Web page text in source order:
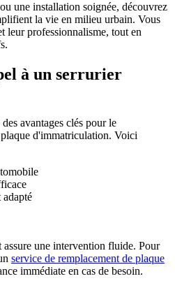
une installation soignée, découvrez
la vie en milieu urbain. Vous
leur professionnalisme, tout en
à un serrurier
avantages clés pour le
d'immatriculation. Voici
une intervention fluide. Pour
service de remplacement de plaque
immédiate en cas de besoin.